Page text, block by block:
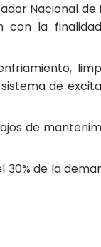
Nacional de
con la
de
de
30% de la